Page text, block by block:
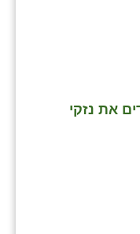
את נזקי